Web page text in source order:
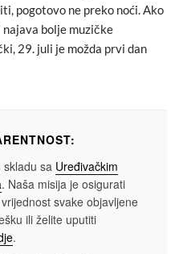
pogotovo ne preko noći. Ako
bolje muzičke
29. juli je možda prvi dan
skladu sa Uređivačkim
. Naša misija je osigurati
svake objavljene
ili želite uputiti
.